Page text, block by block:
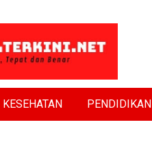
KESEHATAN PENDIDIKAN